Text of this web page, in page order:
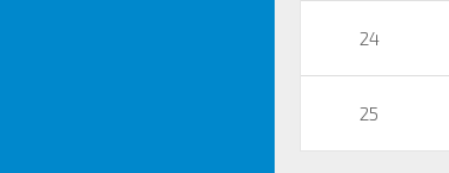
24
25